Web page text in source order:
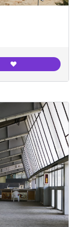
❤️Canòdrom en